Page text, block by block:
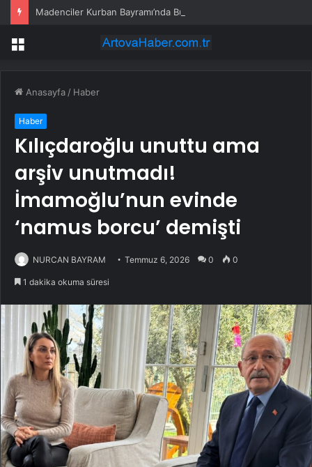
Madenciler Kurban Bayramı’nda Buluştu
Menü
Anasayfa / Haber
Haber
Kılıçdaroğlu unuttu ama
arşiv unutmadı!
İmamoğlu’nun evinde
‘namus borcu’ demişti
NURCAN BAYRAM Temmuz 6, 2026 0 0
1 dakika okuma süresi